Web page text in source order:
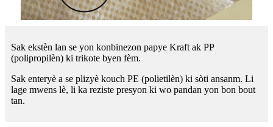
Sak ekstèn lan se yon konbinezon papye Kraft ak PP
(polipropilèn) ki trikote byen fèm.
Sak enteryè a se plizyè kouch PE (polietilèn) ki sòti ansanm. Li
lage mwens lè, li ka reziste presyon ki wo pandan yon bon bout
tan.